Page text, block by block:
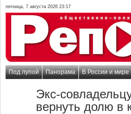
пятница, 7 августа 2026 23:17
Под лупой Панорама В России и мире
Экс-
вернуть долю в